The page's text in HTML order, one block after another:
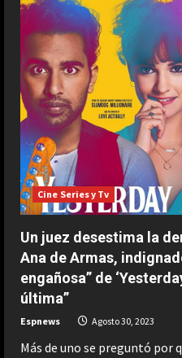
de
bautizar
algo
que
llevamos
viendo
desde
la
primera
‘Star
Wars’
y
inspirado
mítico
personaje
del
de
samuráis
Cine Series y Tv
Un juez desestima la
Ana de Armas,
engañosa” de
última”
Espnews Agosto 30, 2023
Más de uno se preguntó por